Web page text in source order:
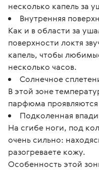
несколько капель за
Внутренняя
Как и в области за
поверхности локтя
капель, чтобы
несколько часов.
Солнечное
В этой зоне
парфюма
Подколенная
На сгибе ноги, под
очень сильно:
разогреваете кожу.
Особенность этой